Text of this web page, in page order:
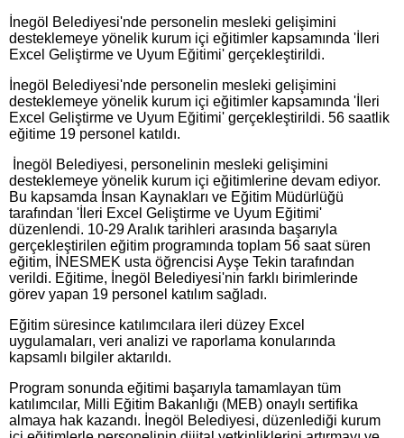
İnegöl Belediyesi'nde personelin mesleki gelişimini
desteklemeye yönelik kurum içi eğitimler kapsamında 'İleri
Excel Geliştirme ve Uyum Eğitimi' gerçekleştirildi.
İnegöl Belediyesi'nde personelin mesleki gelişimini
desteklemeye yönelik kurum içi eğitimler kapsamında 'İleri
Excel Geliştirme ve Uyum Eğitimi' gerçekleştirildi. 56 saatlik
eğitime 19 personel katıldı.
İnegöl Belediyesi, personelinin mesleki gelişimini
desteklemeye yönelik kurum içi eğitimlerine devam ediyor.
Bu kapsamda İnsan Kaynakları ve Eğitim Müdürlüğü
tarafından 'İleri Excel Geliştirme ve Uyum Eğitimi'
düzenlendi. 10-29 Aralık tarihleri arasında başarıyla
gerçekleştirilen eğitim programında toplam 56 saat süren
eğitim, İNESMEK usta öğrencisi Ayşe Tekin tarafından
verildi. Eğitime, İnegöl Belediyesi'nin farklı birimlerinde
görev yapan 19 personel katılım sağladı.
Eğitim süresince katılımcılara ileri düzey Excel
uygulamaları, veri analizi ve raporlama konularında
kapsamlı bilgiler aktarıldı.
Program sonunda eğitimi başarıyla tamamlayan tüm
katılımcılar, Milli Eğitim Bakanlığı (MEB) onaylı sertifika
almaya hak kazandı. İnegöl Belediyesi, düzenlediği kurum